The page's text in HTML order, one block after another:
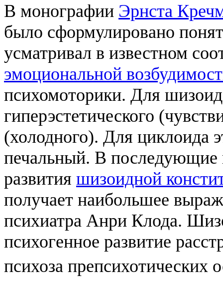
В монографии Эрнста
было сформулировано
усматривал в известном
эмоциональной
психомоторики. Для
гиперэстетического
(холодного). Для циклоида
печальный. В последующие
развития шизоидной
получает наибольшее
психиатра Анри Клода.
психогенное развитие
психоза препсихотических